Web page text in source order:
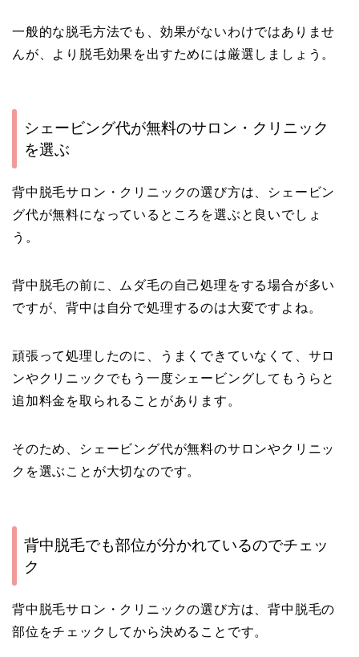
一般的な脱毛方法でも、効果がないわけではありませ
んが、より脱毛効果を出すためには厳選しましょう。
シェービング代が無料のサロン・クリニック
を選ぶ
背中脱毛サロン・クリニックの選び方は、シェービン
グ代が無料になっているところを選ぶと良いでしょ
う。
背中脱毛の前に、ムダ毛の自己処理をする場合が多い
ですが、背中は自分で処理するのは大変ですよね。
頑張って処理したのに、うまくできていなくて、サロ
ンやクリニックでもう一度シェービングしてもうらと
追加料金を取られることがあります。
そのため、シェービング代が無料のサロンやクリニッ
クを選ぶことが大切なのです。
背中脱毛でも部位が分かれているのでチェッ
ク
背中脱毛サロン・クリニックの選び方は、背中脱毛の
部位をチェックしてから決めることです。